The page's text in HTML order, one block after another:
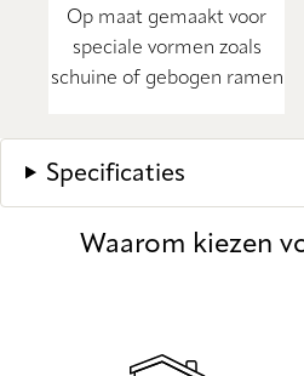
Op maat gemaakt voor
speciale vormen zoals
schuine of gebogen ramen
Specificaties
Waarom kiezen